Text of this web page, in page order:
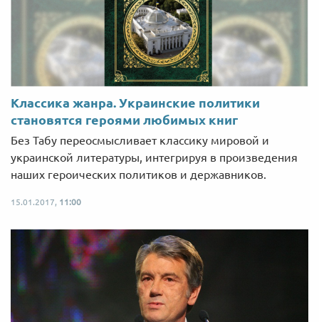
Классика жанра. Украинские политики
становятся героями любимых книг
Без Табу переосмысливает классику мировой и
украинской литературы, интегрируя в произведения
наших героических политиков и державников.
15.01.2017, 11:00